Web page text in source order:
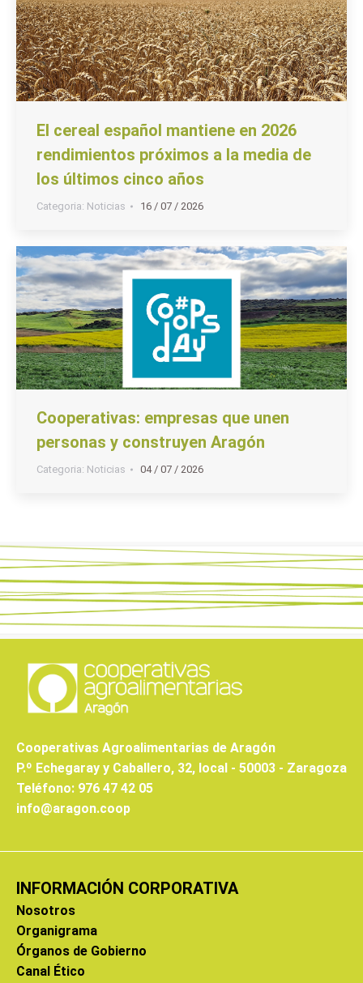
El cereal español mantiene en 2026
rendimientos próximos a la media de
los últimos cinco años
Categoria: Noticias 16 / 07 / 2026
Cooperativas: empresas que unen
personas y construyen Aragón
Categoria: Noticias 04 / 07 / 2026
Cooperativas Agroalimentarias de Aragón
P.º Echegaray y Caballero, 32, local - 50003 - Zaragoza
Teléfono: 976 47 42 05
info@aragon.coop
INFORMACIÓN CORPORATIVA
Nosotros
Organigrama
Órganos de Gobierno
Canal Ético